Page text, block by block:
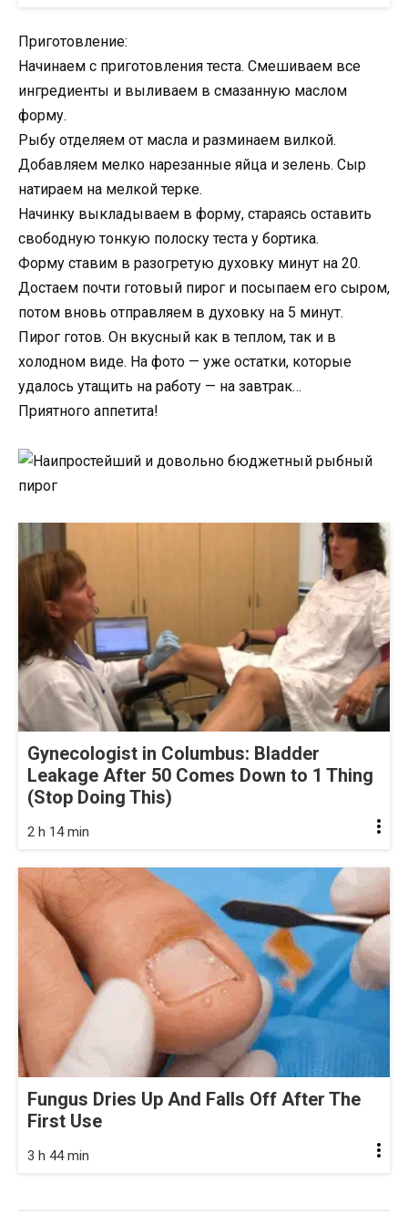
Приготовление:
Начинаем с приготовления теста. Смешиваем все
ингредиенты и выливаем в смазанную маслом
форму.
Рыбу отделяем от масла и разминаем вилкой.
Добавляем мелко нарезанные яйца и зелень. Сыр
натираем на мелкой терке.
Начинку выкладываем в форму, стараясь оставить
свободную тонкую полоску теста у бортика.
Форму ставим в разогретую духовку минут на 20.
Достаем почти готовый пирог и посыпаем его сыром,
потом вновь отправляем в духовку на 5 минут.
Пирог готов. Он вкусный как в теплом, так и в
холодном виде. На фото — уже остатки, которые
удалось утащить на работу — на завтрак…
Приятного аппетита!
Gynecologist in Columbus: Bladder
Leakage After 50 Comes Down to 1 Thing
(Stop Doing This)
2 h 14 min
Fungus Dries Up And Falls Off After The
First Use
3 h 44 min